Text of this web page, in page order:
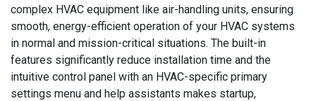
complex HVAC equipment like air-handling units, ensuring
smooth, energy-efficient operation of your HVAC systems
in normal and mission-critical situations. The built-in
features significantly reduce installation time and the
intuitive control panel with an HVAC-specific primary
settings menu and help assistants makes startup,